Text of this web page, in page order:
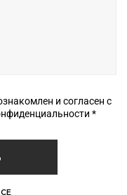
и согласен с
условиями оферты и политики конфиденциальности *